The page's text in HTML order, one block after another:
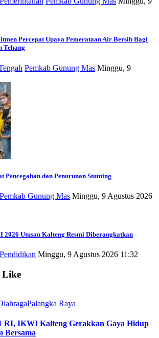
Percepat Upaya Pemerataan Air Bersih Bagi
Tehang
Pemkab Gunung Mas Minggu, 9
Pencegahan dan Penurunan Stunting
Pemkab Gunung Mas Minggu, 9 Agustus 2026
2026 Utusan Kalteng Resmi Diberangkatkan
Pendidikan Minggu, 9 Agustus 2026 11:32
Like
Palangka Raya
RI, IKWI Kalteng Gerakkan Gaya Hidup
Bersama